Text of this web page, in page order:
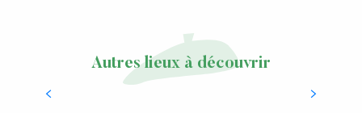
Autres lieux à découvrir
Week-end à deux à Salies-de-Béarn